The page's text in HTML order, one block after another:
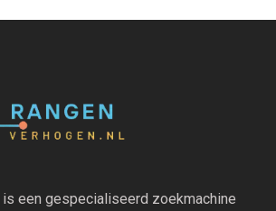
is een gespecialiseerd zoekmachine